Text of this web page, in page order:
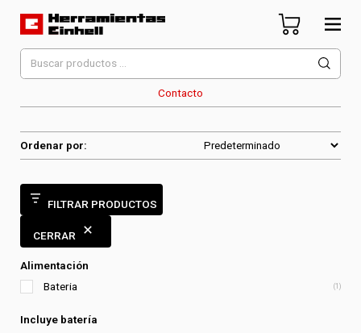
Herramientas Einhell
Distribuidor Oficial
Contacto
Buscar
por:
Ordenar por:
FILTRAR PRODUCTOS
CERRAR
Alimentación
Bateria
(1)
Incluye batería